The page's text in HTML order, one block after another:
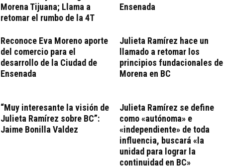
Morena Tijuana; Llama a
retomar el rumbo de la 4T
Ensenada
Reconoce Eva Moreno aporte
del comercio para el
desarrollo de la Ciudad de
Ensenada
Julieta Ramírez hace un
llamado a retomar los
principios fundacionales de
Morena en BC
“Muy interesante la visión de
Julieta Ramírez sobre BC”:
Jaime Bonilla Valdez
Julieta Ramírez se define
como «autónoma» e
«independiente» de toda
influencia, buscará «la
unidad para lograr la
continuidad en BC»